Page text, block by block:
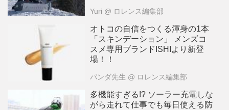
Yuri @ ロレンス編集部
オトコの自信をつくる渾身の1本
「スキンデーション」 メンズコ
スメ専用ブランドISHIより新登
場！！
パンダ先生 @ ロレンス編集部
多機能すぎる!? ソーラー充電しな
がら走れて仕事でも毎日使える防